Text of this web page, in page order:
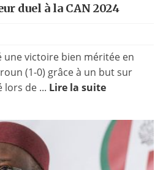
duel à la CAN 2024
une victoire bien méritée en
(1-0) grâce à un but sur
lors de ... Lire la suite